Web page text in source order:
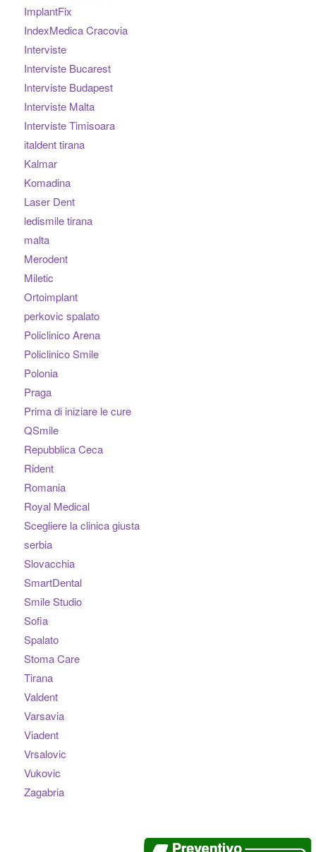
ImplantFix
IndexMedica Cracovia
Interviste
Interviste Bucarest
Interviste Budapest
Interviste Malta
Interviste Timisoara
italdent tirana
Kalmar
Komadina
Laser Dent
ledismile tirana
malta
Merodent
Miletic
Ortoimplant
perkovic spalato
Policlinico Arena
Policlinico Smile
Polonia
Praga
Prima di iniziare le cure
QSmile
Repubblica Ceca
Rident
Romania
Royal Medical
Scegliere la clinica giusta
serbia
Slovacchia
SmartDental
Smile Studio
Sofia
Spalato
Stoma Care
Tirana
Valdent
Varsavia
Viadent
Vrsalovic
Vukovic
Zagabria